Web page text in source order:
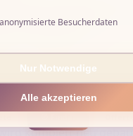
eine Website?
Relaunch.
1'490.–
WordPress-, Wix-
komplett neu
Besucherdaten
Nur Notwendige
Alle akzeptieren